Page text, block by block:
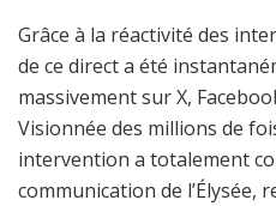
Grâce à la réactivité des
de ce direct a été
massivement sur X,
Visionnée des millions de
intervention a totalement
communication de l’Élysée,